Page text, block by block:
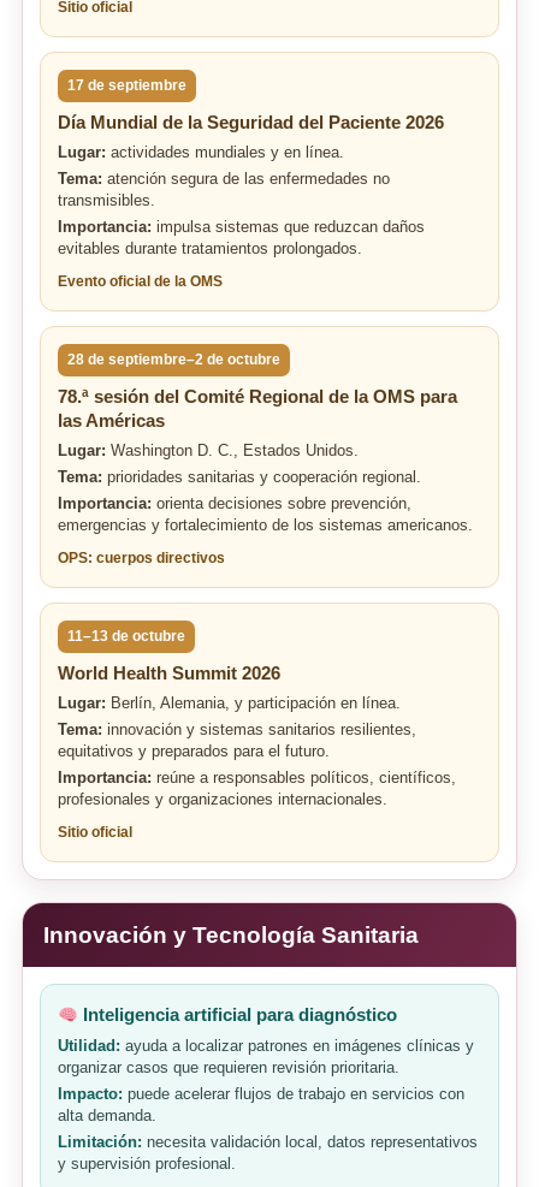
Sitio oficial
17 de septiembre
Día Mundial de la Seguridad del Paciente 2026
Lugar: actividades mundiales y en línea.
Tema: atención segura de las enfermedades no
transmisibles.
Importancia: impulsa sistemas que reduzcan daños
evitables durante tratamientos prolongados.
Evento oficial de la OMS
28 de septiembre–2 de octubre
78.ª sesión del Comité Regional de la OMS para
las Américas
Lugar: Washington D. C., Estados Unidos.
Tema: prioridades sanitarias y cooperación regional.
Importancia: orienta decisiones sobre prevención,
emergencias y fortalecimiento de los sistemas americanos.
OPS: cuerpos directivos
11–13 de octubre
World Health Summit 2026
Lugar: Berlín, Alemania, y participación en línea.
Tema: innovación y sistemas sanitarios resilientes,
equitativos y preparados para el futuro.
Importancia: reúne a responsables políticos, científicos,
profesionales y organizaciones internacionales.
Sitio oficial
Innovación y Tecnología Sanitaria
Inteligencia artificial para diagnóstico
Utilidad: ayuda a localizar patrones en imágenes clínicas y
organizar casos que requieren revisión prioritaria.
Impacto: puede acelerar flujos de trabajo en servicios con
alta demanda.
Limitación: necesita validación local, datos representativos
y supervisión profesional.